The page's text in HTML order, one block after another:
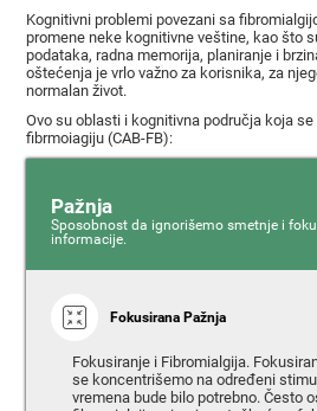
Kognitivni problemi povezani sa
promene neke kognitivne veštine, kao što
podataka, radna memorija, planiranje i
oštećenja je vrlo važno za korisnika, za
normalan život.
Ovo su oblasti i kognitivna područja koja
fibrmoiagiju (CAB-FB):
Pažnja
Sposobnost da ignorišemo smetnje i
informacije.
Fokusirana Pažnja
Fokusiranje i Fibromialgija.
se koncentrišemo na određeni
vremena bude bilo potrebno. Često